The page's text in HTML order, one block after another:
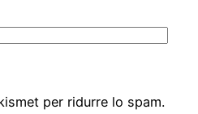
per ridurre lo spam.